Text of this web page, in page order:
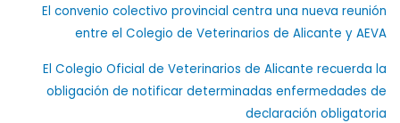
El convenio colectivo provincial centra una nueva reunión
entre el Colegio de Veterinarios de Alicante y AEVA
El Colegio Oficial de Veterinarios de Alicante recuerda la
obligación de notificar determinadas enfermedades de
declaración obligatoria